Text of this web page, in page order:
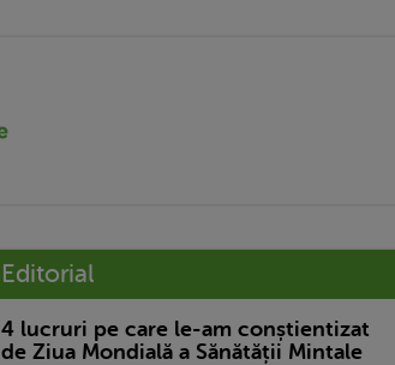
Editorial
4 lucruri pe care le-am conștientizat
de Ziua Mondială a Sănătății Mintale